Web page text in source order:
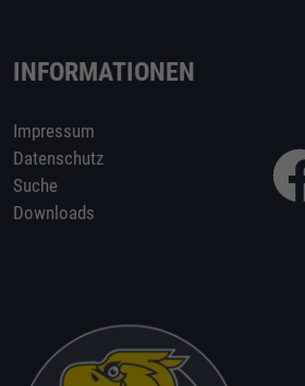
INFORMATIONEN
Impressum
Datenschutz
Suche
Downloads